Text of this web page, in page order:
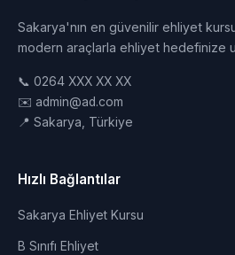
Sakarya'nın en güvenilir ehliyet
modern araçlarla ehliyet hedefinize
📞 0264 XXX XX XX
✉️ admin@ad.com
📍 Sakarya, Türkiye
Hızlı Bağlantılar
Sakarya Ehliyet Kursu
B Sınıfı Ehliyet